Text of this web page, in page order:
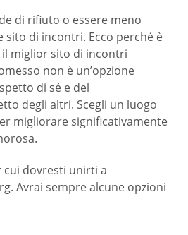
di rifiuto o essere meno
di incontri. Ecco perché è
miglior sito di incontri
non è un’opzione
di sé e del
degli altri. Scegli un luogo
migliorare significativamente
cui dovresti unirti a
Avrai sempre alcune opzioni